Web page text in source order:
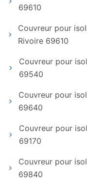
69610
Couvreur pour
Rivoire 69610
Couvreur pour
69540
Couvreur pour
69640
Couvreur pour
69170
Couvreur pour
69840